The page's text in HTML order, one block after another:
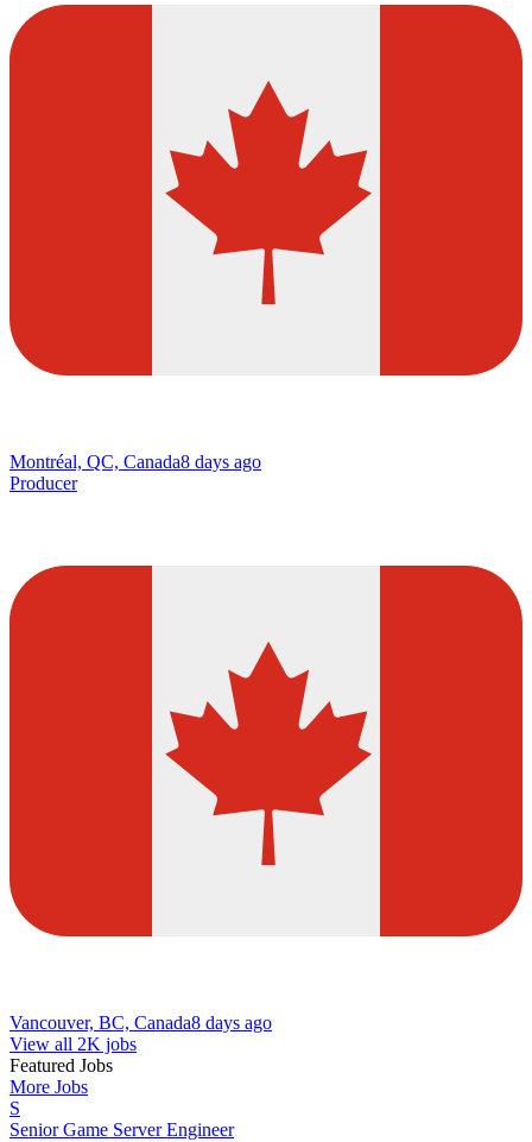
Montréal, QC, Canada8 days ago
Producer
Vancouver, BC, Canada8 days ago
View all 2K jobs
Featured Jobs
More Jobs
S
Senior Game Server Engineer